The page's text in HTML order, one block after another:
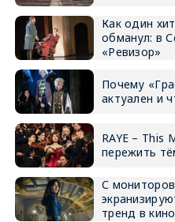
Как один
обманул: в
«Ревизор»
Почему
актуален и
RAYE – This
пережить
С
тренд в кино